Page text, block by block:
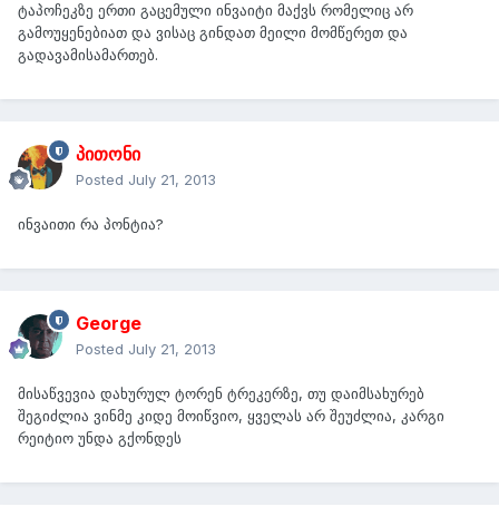
ტაპოჩეკზე ერთი გაცემული ინვაიტი მაქვს რომელიც არ
გამოუყენებიათ და ვისაც გინდათ მეილი მომწერეთ და
გადავამისამართებ.
პითონი
Posted July 21, 2013
ინვაითი რა პონტია?
George
Posted July 21, 2013
მისაწვევია დახურულ ტორენ ტრეკერზე, თუ დაიმსახურებ
შეგიძლია ვინმე კიდე მოიწვიო, ყველას არ შეუძლია, კარგი
რეიტიო უნდა გქონდეს